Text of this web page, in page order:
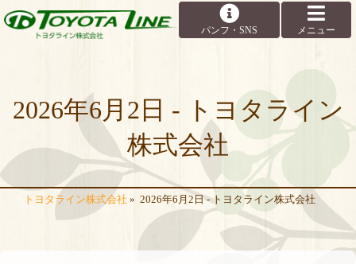
2026年6月2日 - トヨタライン
株式会社
トヨタライン株式会社 » 2026年6月2日 - トヨタライン株式会社